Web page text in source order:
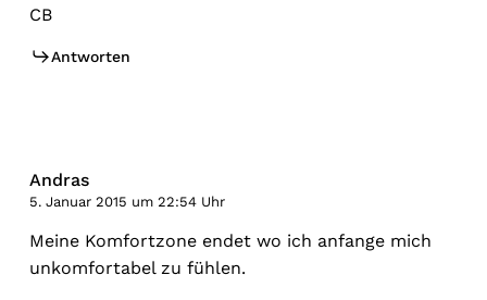
CB
Antworten
Andras
5. Januar 2015 um 22:54 Uhr
Meine Komfortzone endet wo ich anfange mich
unkomfortabel zu fühlen.